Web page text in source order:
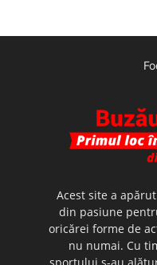
Acest site a
din pasiune
oricărei forme de
nu numai. Cu